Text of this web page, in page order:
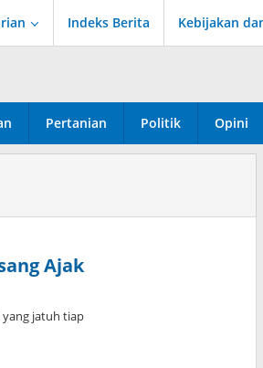
Indeks Berita Kebijakan
Pertanian Politik Opini
Ajak
yang jatuh tiap